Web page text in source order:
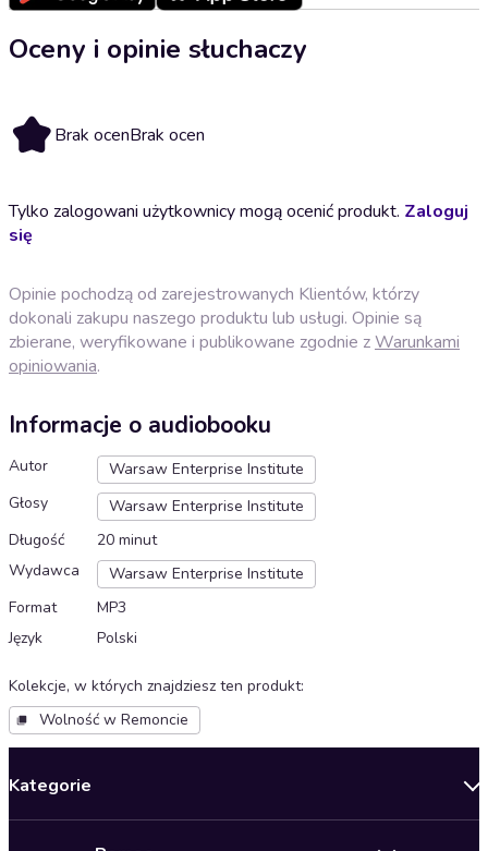
Oceny i opinie słuchaczy
Brak ocenBrak ocen
Tylko zalogowani użytkownicy mogą ocenić produkt. Zaloguj
się
Opinie pochodzą od zarejestrowanych Klientów, którzy
dokonali zakupu naszego produktu lub usługi. Opinie są
zbierane, weryfikowane i publikowane zgodnie zWarunkami
opiniowania.
Informacje o audiobooku
Autor
Warsaw Enterprise Institute
Głosy
Warsaw Enterprise Institute
Długość
20 minut
Wydawca
Warsaw Enterprise Institute
Format
MP3
Język
Polski
Kolekcje, w których znajdziesz ten produkt:
Wolność w Remoncie
Kategorie